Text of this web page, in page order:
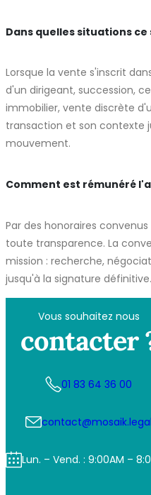
Dans quelles situations
Lorsque la vente s'inscrit
d'un dirigeant, succession,
immobilier, vente discrète
transaction et son contexte
mouvement.
Comment est rémunéré
Par des honoraires
toute transparence. La
mission : recherche,
jusqu'à la signature définitive.
Vous souhaitez nous
contacter
01 83 64 36 00
contact@mosaik.legal
Lun. – Vend. : 9:00AM –